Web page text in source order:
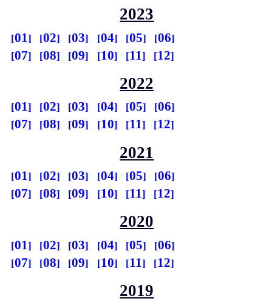
2023
01 02 03 04 05
06
07
08 09 10 11 12
2022
01 02 03 04 05
06
07
08 09 10 11 12
2021
01 02 03 04 05
06
07
08 09 10 11 12
2020
01 02 03 04 05
06
07
08 09 10 11 12
2019